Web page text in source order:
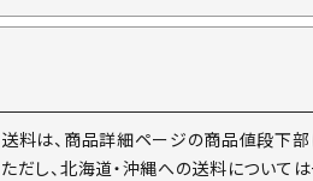
送料は、商品詳細ページの商品値段下部
ただし、北海道・沖縄への送料について